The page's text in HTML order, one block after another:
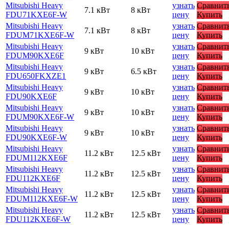
Mitsubishi Heavy
FDU71KXE6F-W
7.1 кВт 8 кВт
узнать
цену
Купить
Mitsubishi Heavy
FDUM71KXE6F-W
7.1 кВт 8 кВт
узнать
цену
Купить
Mitsubishi Heavy
FDUM90KXE6F
9 кВт 10 кВт
узнать
цену
Купить
Mitsubishi Heavy
FDU650FKXZE1
9 кВт 6.5 кВт
узнать
цену
Купить
Mitsubishi Heavy
FDU90KXE6F
9 кВт 10 кВт
узнать
цену
Купить
Mitsubishi Heavy
FDUM90KXE6F-W
9 кВт 10 кВт
узнать
цену
Купить
Mitsubishi Heavy
FDU90KXE6F-W
9 кВт 10 кВт
узнать
цену
Купить
Mitsubishi Heavy
FDUM112KXE6F
11.2 кВт 12.5 кВт
узнать
цену
Купить
Mitsubishi Heavy
FDU112KXE6F
11.2 кВт 12.5 кВт
узнать
цену
Купить
Mitsubishi Heavy
FDUM112KXE6F-W
11.2 кВт 12.5 кВт
узнать
цену
Купить
Mitsubishi Heavy
FDU112KXE6F-W
11.2 кВт 12.5 кВт
узнать
цену
Купить